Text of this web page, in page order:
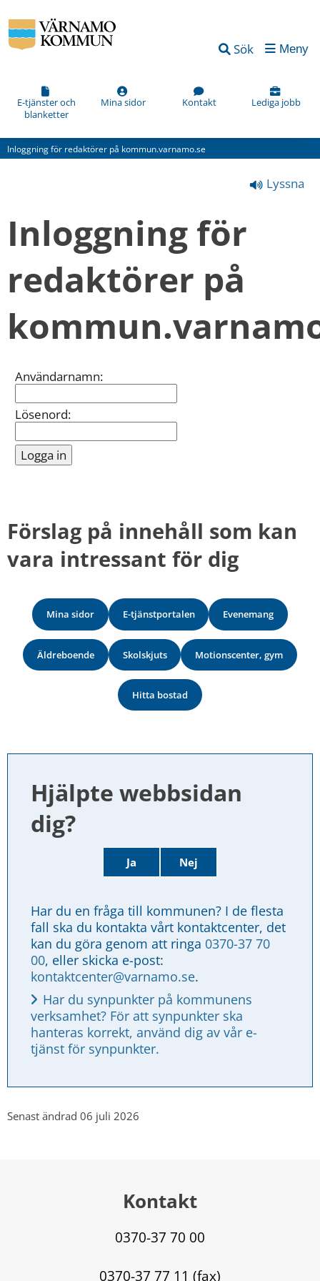
Sök Meny
E-tjänster och
blanketter
Mina sidor Kontakt Lediga jobb
Inloggning för redaktörer på kommun.varnamo.se
Lyssna
Inloggning för
redaktörer på
Inloggning
Användarnamn:
Lösenord:
Förslag på innehåll som kan
vara intressant för dig
Mina sidor E-tjänstportalen Evenemang
Äldreboende Skolskjuts Motionscenter, gym
Hitta bostad
Hjälpte webbsidan
dig?
Ja Nej
Har du en fråga till kommunen? I de flesta
fall ska du kontakta vårt kontaktcenter, det
kan du göra genom att ringa 0370-37 70
00
kontaktcenter@varnamo.se.
Har du synpunkter på kommunens
verksamhet? För att synpunkter ska
hanteras korrekt, använd dig av vår e-
tjänst för synpunkter.
Vad
kan
förbättra
den
här
(obligatorisk)
kan
informationen
bättre
dig?
Webbadress
sidan
Senast ändrad 06 juli 2026
Kontakt
0370-37 70 00
0370-37 77 11 (fax)